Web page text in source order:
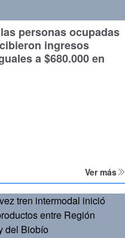
personas ocupadas
ingresos
a $680.000 en
Ver más